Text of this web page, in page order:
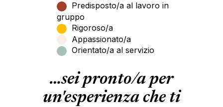
Predisposto/a al lavoro in
gruppo
Rigoroso/a
Appassionato/a
Orientato/a al servizio
…sei pronto/a per
un'esperienza che ti